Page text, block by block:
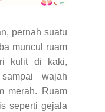
pernah suatu
muncul ruam
kulit di kaki,
wajah
merah. Ruam
seperti gejala